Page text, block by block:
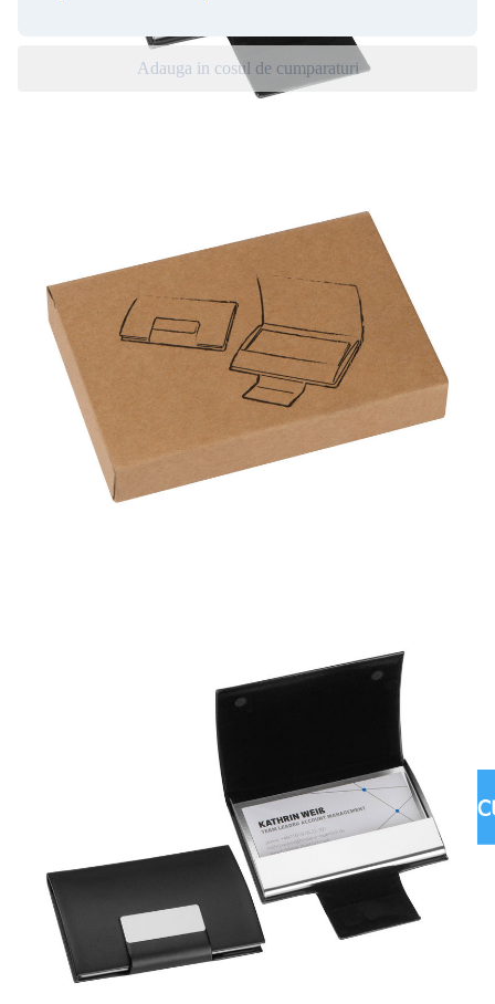
Adauga in cosul de cumparaturi
pentru tipar direct, toate comenzile mai mici
vor fi calculate la acest tiraj.
Suport carti de vizita M Collection
Cu acest produs aveţi stil şi eleganţă: produsul este învelit cu piele
artificială de înaltă calitate, cu închidere magnetică.
Detalii produs:
Dimensiune:96
x 66 x 14 mm
Chișinău îl puteți afla apelând la numerele:
022 22 11 90, 079 92 88 55
LIVRARE COMENZI